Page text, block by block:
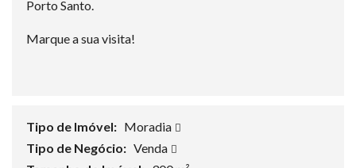
Porto Santo.
Marque a sua visita!
Tipo de Imóvel: Moradia
Tipo de Negócio: Venda